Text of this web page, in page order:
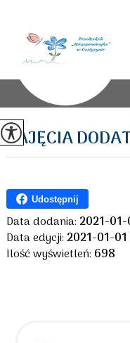
ZAJĘCIA
Udostępnij
Data dodania:2021-
Data edycji:2021-01-
Ilość wyświetleń: 698